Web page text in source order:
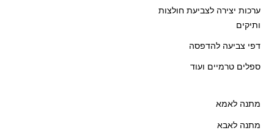
ערכות יצירה לצביעת חולצות
ותיקים
דפי צביעה להדפסה
ספלים טרמיים ועוד
מתנה לאמא
מתנה לאבא